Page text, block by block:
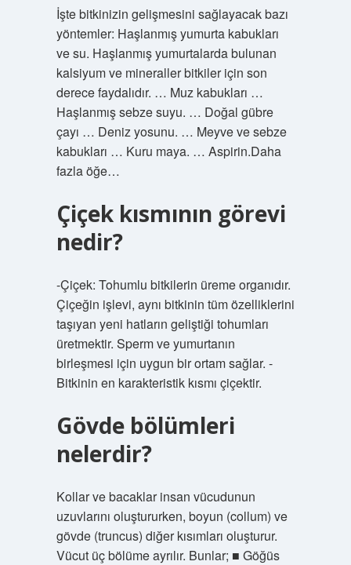
İşte bitkinizin gelişmesini sağlayacak bazı
yöntemler: Haşlanmış yumurta kabukları
ve su. Haşlanmış yumurtalarda bulunan
kalsiyum ve mineraller bitkiler için son
derece faydalıdır. … Muz kabukları …
Haşlanmış sebze suyu. … Doğal gübre
çayı … Deniz yosunu. … Meyve ve sebze
kabukları … Kuru maya. … Aspirin.Daha
fazla öğe…
Çiçek kısmının görevi
nedir?
-Çiçek: Tohumlu bitkilerin üreme organıdır.
Çiçeğin işlevi, aynı bitkinin tüm özelliklerini
taşıyan yeni hatların geliştiği tohumları
üretmektir. Sperm ve yumurtanın
birleşmesi için uygun bir ortam sağlar. -
Bitkinin en karakteristik kısmı çiçektir.
Gövde bölümleri
nelerdir?
Kollar ve bacaklar insan vücudunun
uzuvlarını oluştururken, boyun (collum) ve
gövde (truncus) diğer kısımları oluşturur.
Vücut üç bölüme ayrılır. Bunlar; ■ Göğüs